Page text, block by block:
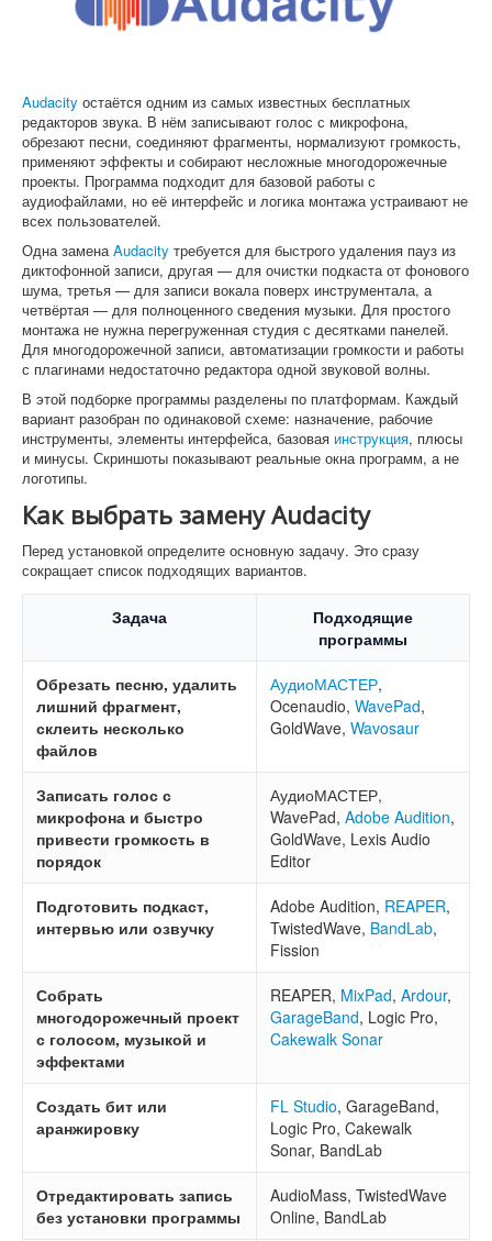
Audacity остаётся одним из самых известных бесплатных
редакторов звука. В нём записывают голос с микрофона,
обрезают песни, соединяют фрагменты, нормализуют громкость,
применяют эффекты и собирают несложные многодорожечные
проекты. Программа подходит для базовой работы с
аудиофайлами, но её интерфейс и логика монтажа устраивают не
всех пользователей.
Одна заменаAudacity требуется для быстрого удаления пауз из
диктофонной записи, другая — для очистки подкаста от фонового
шума, третья — для записи вокала поверх инструментала, а
четвёртая — для полноценного сведения музыки. Для простого
монтажа не нужна перегруженная студия с десятками панелей.
Для многодорожечной записи, автоматизации громкости и работы
с плагинами недостаточно редактора одной звуковой волны.
В этой подборке программы разделены по платформам. Каждый
вариант разобран по одинаковой схеме: назначение, рабочие
инструменты, элементы интерфейса, базовая инструкция, плюсы
и минусы. Скриншоты показывают реальные окна программ, а не
логотипы.
Как выбрать замену Audacity
Перед установкой определите основную задачу. Это сразу
сокращает список подходящих вариантов.
Задача
Подходящие
программы
Обрезать песню, удалить
лишний фрагмент,
склеить несколько
файлов
АудиоМАСТЕР,
Ocenaudio, WavePad,
GoldWave, Wavosaur
Записать голос с
микрофона и быстро
привести громкость в
порядок
АудиоМАСТЕР,
WavePad, Adobe Audition,
GoldWave, Lexis Audio
Editor
Подготовить подкаст,
интервью или озвучку
Adobe Audition, REAPER,
TwistedWave, BandLab,
Fission
Собрать
многодорожечный проект
с голосом, музыкой и
эффектами
REAPER, MixPad, Ardour,
GarageBand, Logic Pro,
Cakewalk Sonar
Создать бит или
аранжировку
FL Studio, GarageBand,
Logic Pro, Cakewalk
Sonar, BandLab
Отредактировать запись
без установки программы
AudioMass, TwistedWave
Online, BandLab